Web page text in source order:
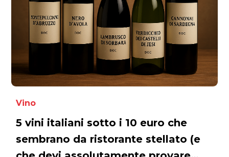
Vino
5 vini italiani sotto i 10 euro che
sembrano da ristorante stellato (e